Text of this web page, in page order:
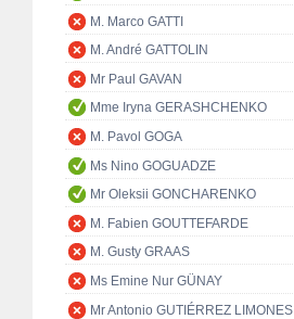
M. Marco GATTI
M. André GATTOLIN
Mr Paul GAVAN
Mme Iryna GERASHCHENKO
M. Pavol GOGA
Ms Nino GOGUADZE
Mr Oleksii GONCHARENKO
M. Fabien GOUTTEFARDE
M. Gusty GRAAS
Ms Emine Nur GÜNAY
Mr Antonio GUTIÉRREZ LIMONES